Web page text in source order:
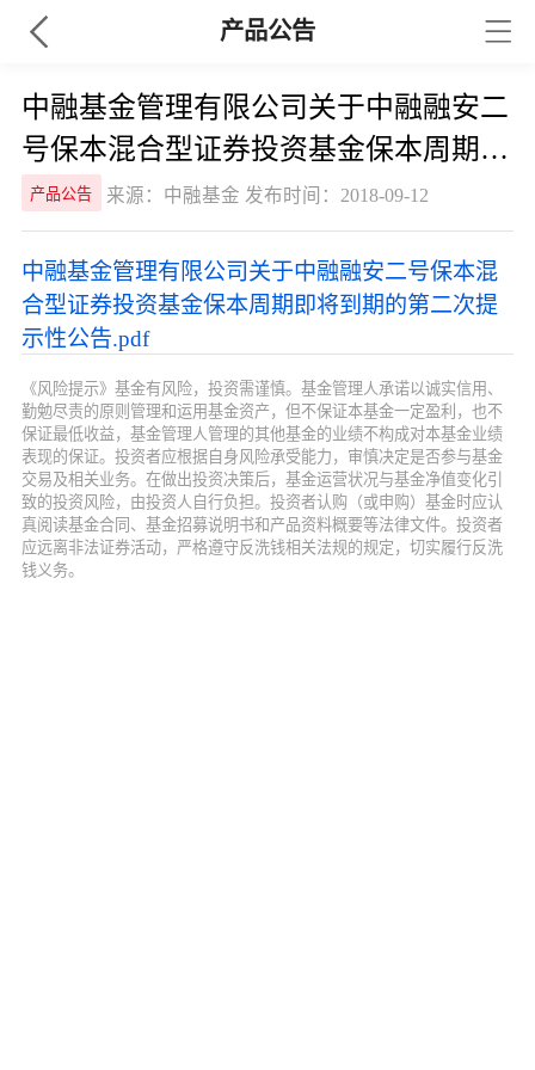
产品公告
中融基金管理有限公司关于中融融安二
号保本混合型证券投资基金保本周期即
将到期的第二次提示性公告
产品公告 来源：中融基金 发布时间：2018-09-12
中融基金管理有限公司关于中融融安二号保本混
合型证券投资基金保本周期即将到期的第二次提
示性公告.pdf
《风险提示》基金有风险，投资需谨慎。基金管理人承诺以诚实信用、
勤勉尽责的原则管理和运用基金资产，但不保证本基金一定盈利，也不
保证最低收益，基金管理人管理的其他基金的业绩不构成对本基金业绩
表现的保证。投资者应根据自身风险承受能力，审慎决定是否参与基金
交易及相关业务。在做出投资决策后，基金运营状况与基金净值变化引
致的投资风险，由投资人自行负担。投资者认购（或申购）基金时应认
真阅读基金合同、基金招募说明书和产品资料概要等法律文件。投资者
应远离非法证券活动，严格遵守反洗钱相关法规的规定，切实履行反洗
钱义务。